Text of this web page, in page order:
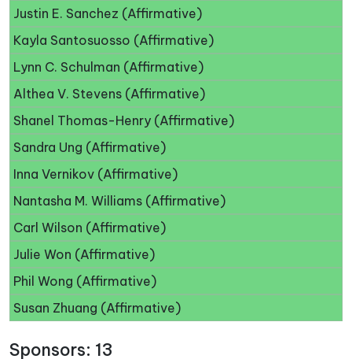
Justin E. Sanchez (Affirmative)
Kayla Santosuosso (Affirmative)
Lynn C. Schulman (Affirmative)
Althea V. Stevens (Affirmative)
Shanel Thomas-Henry (Affirmative)
Sandra Ung (Affirmative)
Inna Vernikov (Affirmative)
Nantasha M. Williams (Affirmative)
Carl Wilson (Affirmative)
Julie Won (Affirmative)
Phil Wong (Affirmative)
Susan Zhuang (Affirmative)
Sponsors: 13